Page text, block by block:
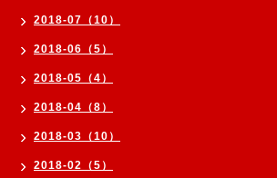
2018-07（10）
2018-06（5）
2018-05（4）
2018-04（8）
2018-03（10）
2018-02（5）